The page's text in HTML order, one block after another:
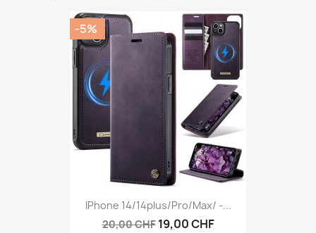
IPhone 14/14plus/Pro/Max/ -...
20,00 CHF 19,00 CHF
-5%